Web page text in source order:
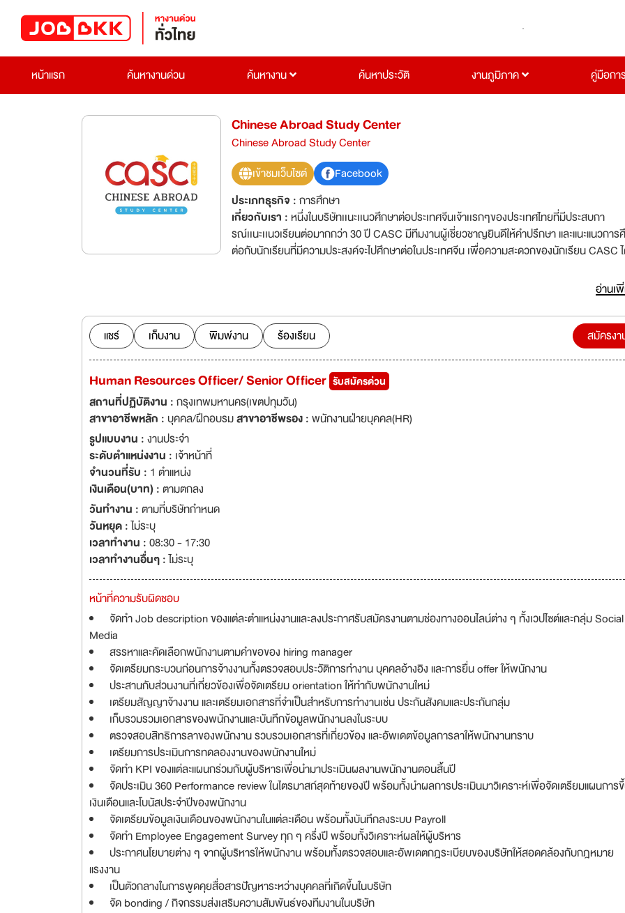
หน้าแรก ค้นหางานด่วน ค้นหางาน ค้นหาประวัติ งานภูมิภาค คู่มือกา
Chinese Abroad Study Center
Chinese Abroad Study Center
เข้าชมเว็บไซต์
Facebook
ประเภทธุรกิจ :การศึกษา
เกี่ยวกับเรา :หนึ่งในบริษัทเเนะเเนวศึกษาต่อประเทศจีนเจ้าเเรกๆของประเทศไทยที่มีประสบกา
รณ์เเนะเเนวเรียนต่อมากกว่า 30 ปี CASC มีทีมงานผู้เชี่ยวชาญยินดีให้คำปรึกษา และแนะแนวการ
ต่อกับนักเรียนที่มีความประสงค์จะไปศึกษาต่อในประเทศจีน เพื่อความสะดวกของนักเรียน CASC
มหาวิทยาลัยชั้นนำจากประเทศจีนหลายเเห่ง เช่น มหาวิทยาลัยเจ้อเจียง มหาวิทยาลัยอู่ฮั่น มหาวิ
ครบวงจร เพราะการบริการของเรานั้นถูกออกเเบบตามความต้องการของนักเรียน พร้อมกับราค
ความเป็นธรรม เราคิดว่าสิ่งที่เราให้นักเรียนนั้น คือ อนาคต เเละความใฝ่ฝันของนักเรียน เเละครอ
เราจึงเตือนตัวเองตลอดเวลาว่า การเรียนเป็นหนึ่งในขั้นตอนสู่ความสำเร็จในอนาคต CASC มุ่งมั่นที่จะให้
ทางเลือกที่ดีที่สุดให้กับนักเรียน และเราจะอยู่เคียงข้างนักเรียนตั้งแต่วันเเรกจนนักเรียนสำเร็จการ
อ่านเ
แชร์ เก็บงาน พิมพ์งาน ร้องเรียน สมัครง
Human Resources Officer/ Senior Officer รับสมัครด่วน
สถานที่ปฏิบัติงาน :กรุงเทพมหานคร(เขตปทุมวัน)
สาขาอาชีพหลัก :บุคคล/ฝึกอบรมสาขาอาชีพรอง :พนักงานฝ่ายบุคคล(HR)
รูปแบบงาน :งานประจำ
ระดับตำแหน่งงาน : เจ้าหน้าที่
จำนวนที่รับ : 1 ตำแหน่ง
เงินเดือน(บาท) :ตามตกลง
วันทำงาน :ตามที่บริษัทกำหนด
วันหยุด :ไม่ระบุ
เวลาทำงาน :08:30 - 17:30
เวลาทำงานอื่นๆ :ไม่ระบุ
หน้าที่ความรับผิดชอบ
จัดทำ Job description ของแต่ละตำแหน่งงานและลงประกาศรับสมัครงานตามช่องทางออนไลน์ต่าง ๆ ทั้งเวปไซต์และกลุ่ม Social
Media
สรรหาและคัดเลือกพนักงานตามคำขอของ hiring manager
จัดเตรียมกระบวนก่อนการจ้างงานทั้งตรวจสอบประวัติการทำงาน บุคคลอ้างอิง และการยื่น offer ให้พนักงาน
ประสานกับส่วนงานที่เกี่ยวข้องเพื่อจัดเตรียม orientation ให้ทำกับพนักงานใหม่
เตรียมสัญญาจ้างงาน และเตรียมเอกสารที่จำเป็นสำหรับการทำงานเช่น ประกันสังคมและประกันกลุ่ม
เก็บรวมรวมเอกสารของพนักงานและบันทึกข้อมูลพนักงานลงในระบบ
ตรวจสอบสิทธิการลาของพนักงาน รวบรวมเอกสารที่เกี่ยวข้อง และอัพเดตข้อมูลการลาให้พนักงานทราบ
เตรียมการประเมินการทดลองงานของพนักงานใหม่
จัดทำ KPI ของแต่ละแผนกร่วมกับผู้บริหารเพื่อนำมาประเมินผลงานพนักงานตอนสิ้นปี
จัดประเมิน 360 Performance review ในไตรมาสก์สุดท้ายของปี พร้อมทั้งนำผลการประเมินมาวิเคราะห์เพื่อจัดเตรียมแผนการ
เงินเดือนและโบนัสประจำปีของพนักงาน
จัดเตรียมข้อมูลเงินเดือนของพนักงานในแต่ละเดือน พร้อมทั้งบันทึกลงระบบ Payroll
จัดทำ Employee Engagement Survey ทุก ๆ ครึ่งปี พร้อมทั้งวิเคราะห์ผลให้ผู้บริหาร
ประกาศนโยบายต่าง ๆ จากผู้บริหารให้พนักงาน พร้อมทั้งตรวจสอบและอัพเดตกฎระเบียบของบริษัทให้สอดคล้องกับกฎหมาย
แรงงาน
เป็นตัวกลางในการพูดคุยสื่อสารปัญหาระหว่างบุคคลที่เกิดขึ้นในบริษัท
จัด bonding / กิจกรรมส่งเสริมความสัมพันธ์ของทีมงานในบริษัท